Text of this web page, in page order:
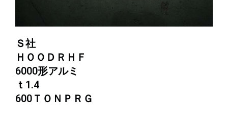
Ｓ社
ＨＯＯＤＲＨＦ
6000形アルミ
ｔ1.4
600ＴＯＮＰＲＧ